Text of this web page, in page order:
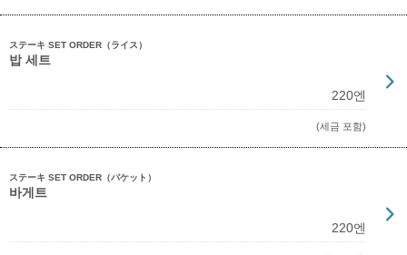
ステーキ SET ORDER（ライス）
밥 세트
220엔
(세금 포함)
ステーキ SET ORDER（バケット）
바게트
220엔